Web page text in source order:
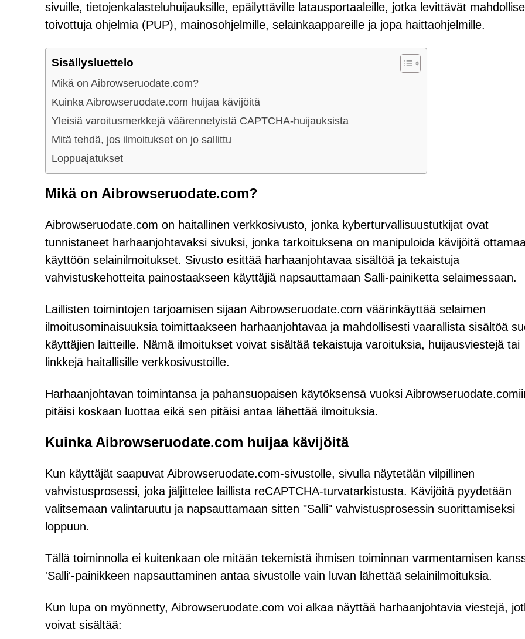
sivuille, tietojenkalasteluhuijauksille, epäilyttäville latausportaaleille, jotka levittävät
toivottuja ohjelmia (PUP), mainosohjelmille, selainkaappareille ja jopa haittaohjelmille.
Sisällysluettelo
Mikä on Aibrowseruodate.com?
Kuinka Aibrowseruodate.com huijaa kävijöitä
Yleisiä varoitusmerkkejä väärennetyistä CAPTCHA-huijauksista
Mitä tehdä, jos ilmoitukset on jo sallittu
Loppuajatukset
Mikä on Aibrowseruodate.com?
Aibrowseruodate.com on haitallinen verkkosivusto, jonka kyberturvallisuustutkijat ovat
tunnistaneet harhaanjohtavaksi sivuksi, jonka tarkoituksena on manipuloida kävijöitä
käyttöön selainilmoitukset. Sivusto esittää harhaanjohtavaa sisältöä ja tekaistuja
vahvistuskehotteita painostaakseen käyttäjiä napsauttamaan Salli-painiketta selaimessaan.
Laillisten toimintojen tarjoamisen sijaan Aibrowseruodate.com väärinkäyttää selaimen
ilmoitusominaisuuksia toimittaakseen harhaanjohtavaa ja mahdollisesti vaarallista sisältöä
käyttäjien laitteille. Nämä ilmoitukset voivat sisältää tekaistuja varoituksia, huijausviestejä tai
linkkejä haitallisille verkkosivustoille.
Harhaanjohtavan toimintansa ja pahansuopaisen käytöksensä vuoksi
pitäisi koskaan luottaa eikä sen pitäisi antaa lähettää ilmoituksia.
Kuinka Aibrowseruodate.com huijaa kävijöitä
Kun käyttäjät saapuvat Aibrowseruodate.com-sivustolle, sivulla näytetään vilpillinen
vahvistusprosessi, joka jäljittelee laillista reCAPTCHA-turvatarkistusta. Kävijöitä pyydetään
valitsemaan valintaruutu ja napsauttamaan sitten "Salli" vahvistusprosessin suorittamiseksi
loppuun.
Tällä toiminnolla ei kuitenkaan ole mitään tekemistä ihmisen toiminnan varmentamisen
'Salli'-painikkeen napsauttaminen antaa sivustolle vain luvan lähettää selainilmoituksia.
Kun lupa on myönnetty, Aibrowseruodate.com voi alkaa näyttää harhaanjohtavia viestejä,
voivat sisältää: